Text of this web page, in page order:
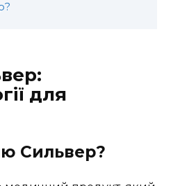
для
Сильвер?